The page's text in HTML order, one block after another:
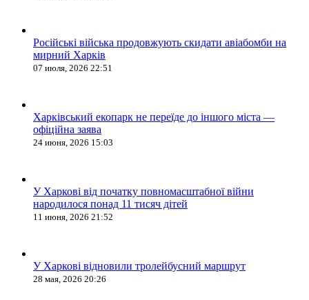
Російські війська продовжують скидати авіабомби на
мирний Харків
07 июля, 2026 22:51
Харківський екопарк не переїде до іншого міста —
офіційна заява
24 июня, 2026 15:03
У Харкові від початку повномасштабної війни
народилося понад 11 тисяч дітей
11 июня, 2026 21:52
У Харкові відновили тролейбусний маршрут
28 мая, 2026 20:26